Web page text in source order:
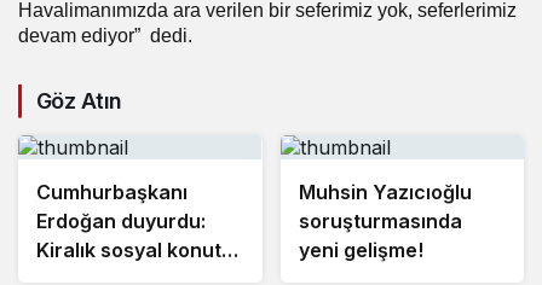
Havalimanımızda ara verilen bir seferimiz yok, seferlerimiz
devam ediyor” dedi.
Göz Atın
Cumhurbaşkanı
Erdoğan duyurdu:
Kiralık sosyal konut
Muhsin Yazıcıoğlu
soruşturmasında
yeni gelişme!